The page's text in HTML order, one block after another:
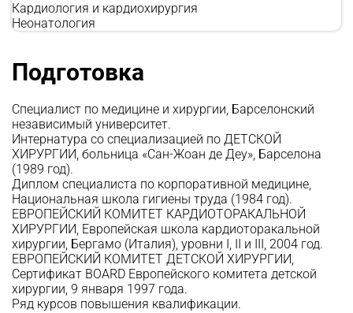
Кардиология и кардиохирургия
Неонатология
Подготовка
Специалист по медицине и хирургии, Барселонский
независимый университет.
Интернатура со специализацией по ДЕТСКОЙ
ХИРУРГИИ, больница «Сан-Жоан де Деу», Барселона
(1989 год).
Диплом специалиста по корпоративной медицине,
Национальная школа гигиены труда (1984 год).
ЕВРОПЕЙСКИЙ КОМИТЕТ КАРДИОТОРАКАЛЬНОЙ
ХИРУРГИИ, Европейская школа кардиоторакальной
хирургии, Бергамо (Италия), уровни I, II и III, 2004 год.
ЕВРОПЕЙСКИЙ КОМИТЕТ ДЕТСКОЙ ХИРУРГИИ,
Сертификат BOARD Европейского комитета детской
хирургии, 9 января 1997 года.
Ряд курсов повышения квалификации.